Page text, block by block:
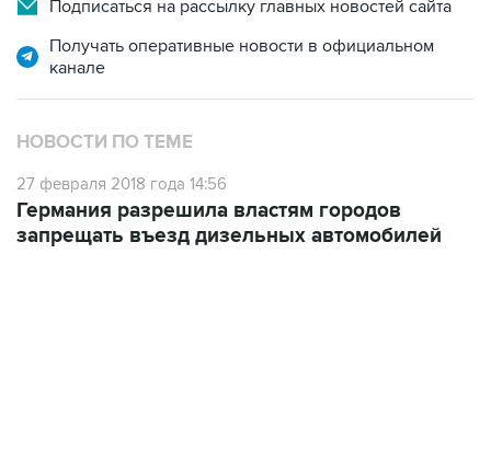
Подписаться на рассылку главных новостей сайта
Получать оперативные новости в официальном
канале
НОВОСТИ ПО ТЕМЕ
27 февраля 2018 года 14:56
Германия разрешила властям городов
запрещать въезд дизельных автомобилей